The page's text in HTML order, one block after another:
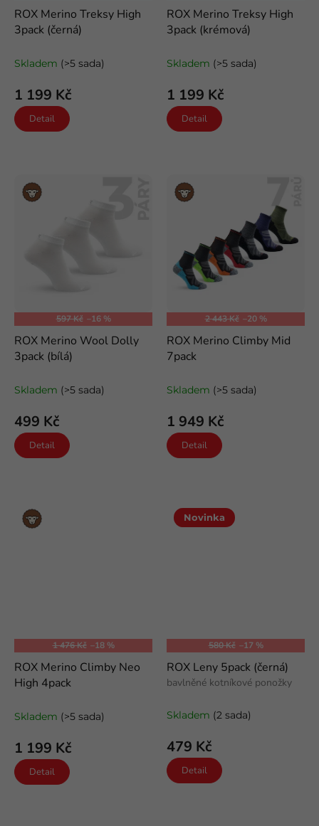
ROX Merino Treksy High
3pack (černá)
ponožky
Skladem (>5 sada)
1 199 Kč
Detail
ROX Merino Treksy High
3pack (krémová)
ponožky
Skladem (>5 sada)
1 199 Kč
Detail
Merino
vlna
597 Kč –16 %
ROX Merino Wool Dolly
3pack (bílá)
Skladem (>5 sada)
499 Kč
Detail
Merino
vlna
2 443 Kč –20 %
ROX Merino Climby Mid
7pack
Skladem (>5 sada)
1 949 Kč
Detail
Merino
vlna
1 476 Kč –18 %
ROX Merino Climby Neo
High 4pack
Skladem (>5 sada)
1 199 Kč
Detail
Novinka
580 Kč –17 %
ROX Leny 5pack (černá)
bavlněné kotníkové ponožky
Skladem (2 sada)
479 Kč
Detail